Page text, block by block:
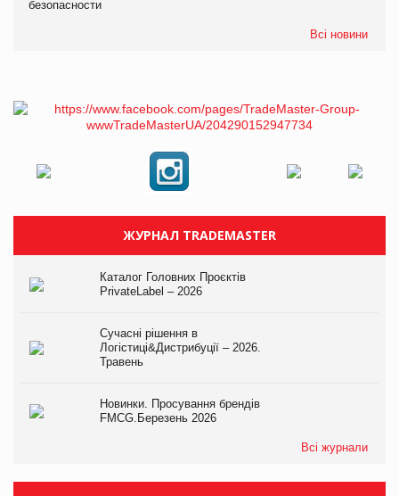
безопасности
Всі новини
ЖУРНАЛ TRADEMASTER
Каталог Головних Проєктів
PrivateLabel – 2026
Сучасні рішення в
Логістиці&Дистрибуції – 2026.
Травень
Новинки. Просування брендів
FMCG.Березень 2026
Всі журнали